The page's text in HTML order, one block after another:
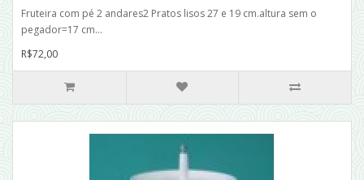
Fruteira com pé 2 andares2 Pratos lisos 27 e 19 cm.altura sem o
pegador=17 cm...
R$72,00